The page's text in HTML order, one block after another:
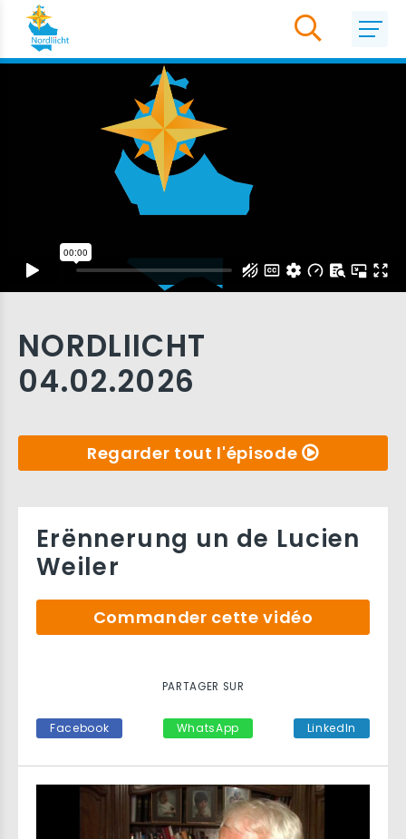
NORDLIICHT
04.02.2026
Regarder tout l'épisode
Erënnerung un de Lucien
Weiler
Commander cette vidéo
PARTAGER SUR
Facebook WhatsApp LinkedIn